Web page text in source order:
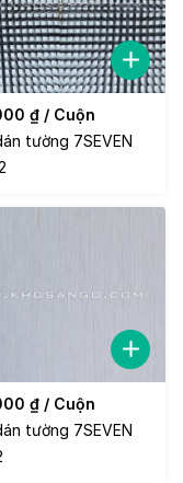
₫ / Cuộn
tường 7SEVEN
₫ / Cuộn
tường 7SEVEN